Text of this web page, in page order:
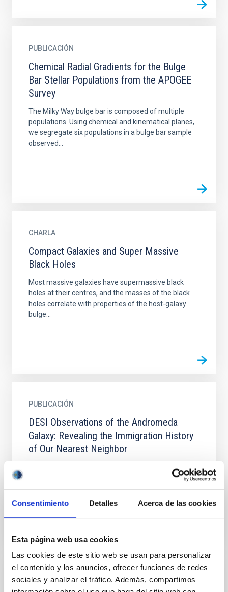
Consentimiento Detalles Acerca de las cookies
Esta página web usa cookies
Las cookies de este sitio web se usan para personalizar
el contenido y los anuncios, ofrecer funciones de redes
sociales y analizar el tráfico. Además, compartimos
PUBLICACIÓN
Chemical Radial Gradients for the Bulge
Bar Stellar Populations from the APOGEE
Survey
The Milky Way bulge bar is composed of multiple
populations. Using chemical and kinematical planes,
we segregate six populations in a bulge bar sample
observed...
CHARLA
Compact Galaxies and Super Massive
Black Holes
Most massive galaxies have supermassive black
holes at their centres, and the masses of the black
holes correlate with properties of the host-galaxy
bulge...
PUBLICACIÓN
DESI Observations of the Andromeda
Galaxy: Revealing the Immigration History
of Our Nearest Neighbor
We present Dark Energy Spectroscopic Instrument
(DESI) observations of the inner halo of M31, which
reveal the kinematics of a recent merger-a galactic...
PUBLICACIÓN